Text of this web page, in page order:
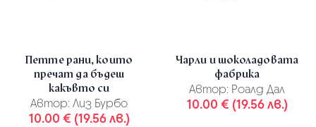
Петте рани, които
пречат да бъдеш
какъвто си
Автор: Лиз Бурбо
10.00 € (19.56 лв.)
Чарли и шоколадовата
фабрика
Автор: Роалд Дал
10.00 € (19.56 лв.)